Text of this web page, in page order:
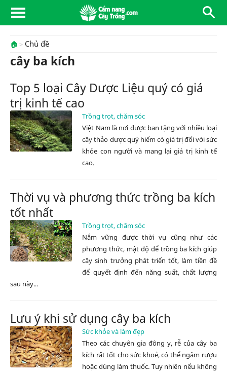
🏠 Chủ đề
cây ba kích
Top 5 loại Cây Dược Liệu quý có giá
trị kinh tế cao
Trồng trọt, chăm sóc
Việt Nam là nơi được ban tặng với nhiều loại
cây thảo dược quý hiếm có giá trị đối với sức
khỏe con người và mang lại giá trị kinh tế
cao.
Thời vụ và phương thức trồng ba kích
tốt nhất
Trồng trọt, chăm sóc
Nắm vững được thời vụ cũng như các
phương thức, mật độ để trồng ba kích giúp
cây sinh trưởng phát triển tốt, làm tiền đề
để quyết định đến năng suất, chất lượng
sau này...
Lưu ý khi sử dụng cây ba kích
Sức khỏe và làm đẹp
Theo các chuyên gia đông y, rễ của cây ba
kích rất tốt cho sức khoẻ, có thể ngâm rượu
hoặc dùng làm thuốc. Tuy nhiên nếu không